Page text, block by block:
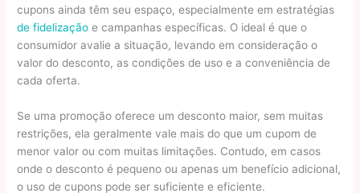
cupons ainda têm seu espaço, especialmente em estratégias
de fidelização e campanhas específicas. O ideal é que o
consumidor avalie a situação, levando em consideração o
valor do desconto, as condições de uso e a conveniência de
cada oferta.
Se uma promoção oferece um desconto maior, sem muitas
restrições, ela geralmente vale mais do que um cupom de
menor valor ou com muitas limitações. Contudo, em casos
onde o desconto é pequeno ou apenas um benefício adicional,
o uso de cupons pode ser suficiente e eficiente.